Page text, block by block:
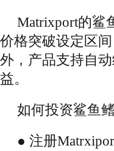
Matrixport的鲨
价格突破设定区
外，产品支持自
益。
如何投资鲨鱼
● 注册